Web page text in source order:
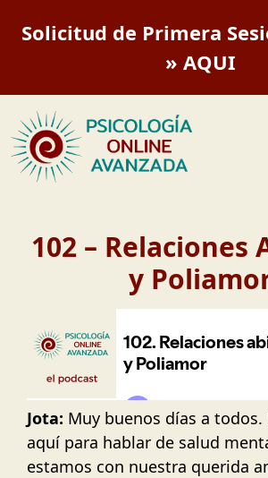
Solicitud de Primera
» AQUI
102 – Relaciones
y
Jota: Muy buenos días a todos.
aquí para hablar de salud
estamos con nuestra querida